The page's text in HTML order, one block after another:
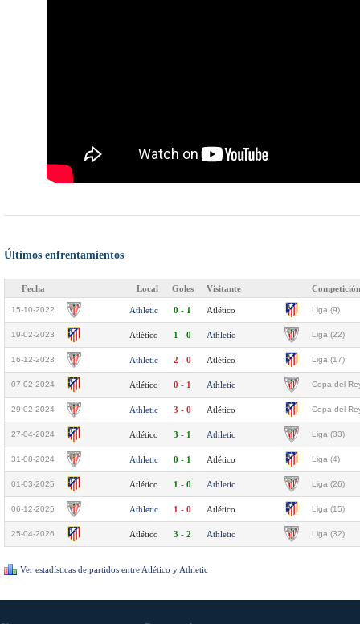
Últimos enfrentamientos
Fecha Local Goles Visitante Competición
15-10-2022 Athletic 0 - 1 Atlético Liga (9)
19-02-2023 Atlético 1 - 0 Athletic Liga (22)
16-12-2023 Athletic 2 - 0 Atlético Liga (17)
07-02-2024 Atlético 0 - 1 Athletic Copa del
29-02-2024 Athletic 3 - 0 Atlético Copa del
27-04-2024 Atlético 3 - 1 Athletic Liga (33)
31-08-2024 Athletic 0 - 1 Atlético Liga (4)
01-03-2025 Atlético 1 - 0 Athletic Liga (26)
06-12-2025 Athletic 1 - 0 Atlético Liga (15)
25-04-2026 Atlético 3 - 2 Athletic Liga (32)
Ver estadísticas de partidos entre Atlético y Athletic